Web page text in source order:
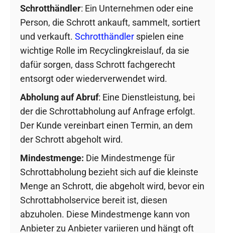
Schrotthändler: Ein Unternehmen oder eine
Person, die Schrott ankauft, sammelt, sortiert
und verkauft. Schrotthändler spielen eine
wichtige Rolle im Recyclingkreislauf, da sie
dafür sorgen, dass Schrott fachgerecht
entsorgt oder wiederverwendet wird.
Abholung auf Abruf: Eine Dienstleistung, bei
der die Schrottabholung auf Anfrage erfolgt.
Der Kunde vereinbart einen Termin, an dem
der Schrott abgeholt wird.
Mindestmenge: Die Mindestmenge für
Schrottabholung bezieht sich auf die kleinste
Menge an Schrott, die abgeholt wird, bevor ein
Schrottabholservice bereit ist, diesen
abzuholen. Diese Mindestmenge kann von
Anbieter zu Anbieter variieren und hängt oft